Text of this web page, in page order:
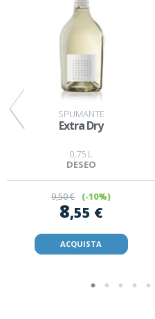
SPUMANTE
Extra Dry
0,75 L
DESEO
9,50 € (-10%)
8,55 €
ACQUISTA